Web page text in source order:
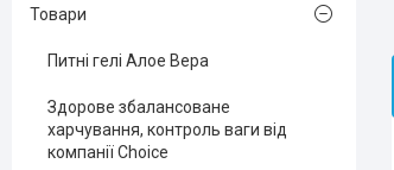
Товари
Питні гелі Алое Вера
Здорове збалансоване
харчування, контроль ваги від
компанії Choice